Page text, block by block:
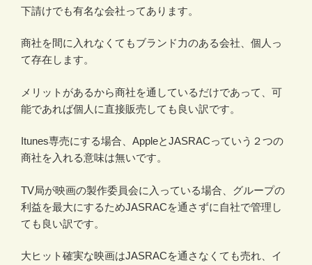
下請けでも有名な会社ってあります。
商社を間に入れなくてもブランド力のある会社、個人っ
て存在します。
メリットがあるから商社を通しているだけであって、可
能であれば個人に直接販売しても良い訳です。
Itunes専売にする場合、AppleとJASRACっていう２つの
商社を入れる意味は無いです。
TV局が映画の製作委員会に入っている場合、グループの
利益を最大にするためJASRACを通さずに自社で管理し
ても良い訳です。
大ヒット確実な映画はJASRACを通さなくても売れ、イ